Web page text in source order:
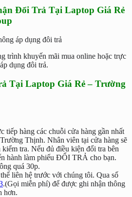
Đổi Trả Tại Laptop Giá Rẻ
áp dụng đôi trả
trình khuyến mãi mua online hoặc trực
dụng đôi trả.
Tại Laptop Giá Rẻ – Trường
tiếp hàng các chuỗi cửa hàng gần nhất
Thịnh. Nhân viên tại cửa hàng sẽ
kiểm tra. Nếu đủ điều kiện đổi tra bên
hành làm phiếu ĐỔI TRẢ cho bạn.
quá 30p.
liên hệ trước với chúng tôi. Qua số
.(Gọi miễn phí) để được ghi nhận thông
hơn.